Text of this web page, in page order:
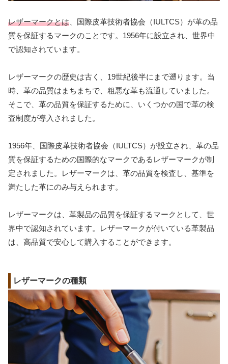
レザーマークとは 、国際皮革技術者協会（IULTCS）が革の品
質を保証するマークのことです。1956年に設立され、世界中
で認知されています。
レザーマークの歴史は古く、19世紀後半にまで遡ります。当
時、革の品質はまちまちで、粗悪な革も流通していました。
そこで、革の品質を保証するために、いくつかの国で革の検
査制度が導入されました。
1956年、国際皮革技術者協会（IULTCS）が設立され、革の品
質を保証するための国際的なマークであるレザーマークが制
定されました。レザーマークは、革の品質を検査し、基準を
満たした革にのみ与えられます。
レザーマークは、革製品の品質を保証するマークとして、世
界中で認知されています。レザーマークが付いている革製品
は、高品質で安心して購入することができます。
レザーマークの種類